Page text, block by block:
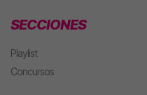
SECCIONES
Playlist
Concursos